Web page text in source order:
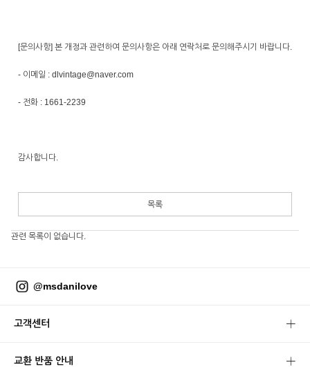
[문의사항] 본 개정과 관련하여 문의사항은 아래 연락처로 문의해주시기 바랍니다.
- 이메일 : dlvintage@naver.com
- 전화 : 1661-2239
감사합니다.
목록
관련 목록이 없습니다.
@msdanilove
고객센터
교환 반품 안내